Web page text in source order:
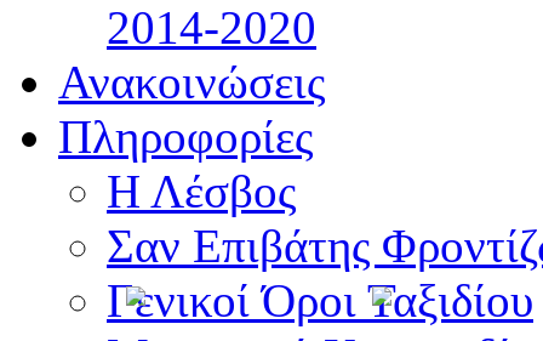
2014-2020
Ανακοινώσεις
Πληροφορίες
Η Λέσβος
Σαν Επιβάτης
Γενικοί Όροι Ταξιδίου